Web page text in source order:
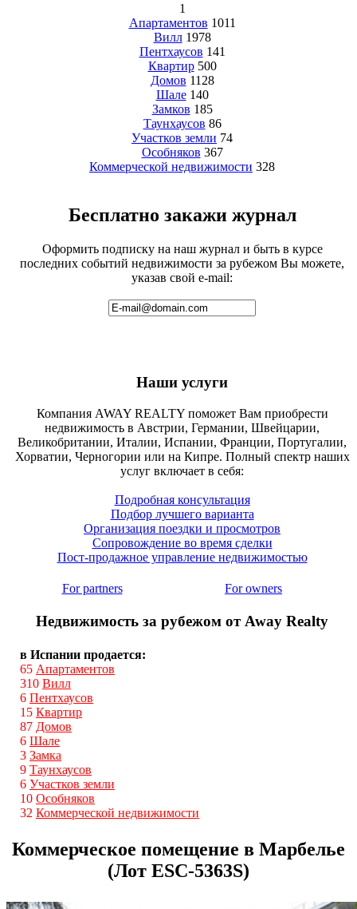
1
Апартаментов 1011
Вилл 1978
Пентхаусов 141
Квартир 500
Домов 1128
Шале 140
Замков 185
Таунхаусов 86
Участков земли 74
Особняков 367
Коммерческой недвижимости 328
Бесплатно закажи журнал
Оформить подписку на наш журнал и быть в курсе
последних событий недвижимости за рубежом Вы можете,
указав свой e-mail:
Наши услуги
Компания AWAY REALTY поможет Вам приобрести
недвижимость в Австрии, Германии, Швейцарии,
Великобритании, Италии, Испании, Франции, Португалии,
Хорватии, Черногории или на Кипре. Полный спектр наших
услуг включает в себя:
Подробная консультация
Подбор лучшего варианта
Организация поездки и просмотров
Сопровождение во время сделки
Пост-продажное управление недвижимостью
For partners For owners
Недвижимость за рубежом от Away Realty
в Испании продается:
65 Апартаментов
310 Вилл
6 Пентхаусов
15 Квартир
87 Домов
6 Шале
3 Замка
9 Таунхаусов
6 Участков земли
10 Особняков
32 Коммерческой недвижимости
Коммерческое помещение в Марбелье
(Лот ESС-5363S)